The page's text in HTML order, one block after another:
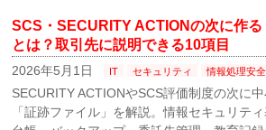
SCS・SECURITY ACTIONの次に作る
とは？取引先に説明できる10項目
2026年5月1日 IT セキュリティ 情報処理安
SECURITY ACTIONやSCS評価制度の次に
「証跡ファイル」を解説。情報セキュリテ